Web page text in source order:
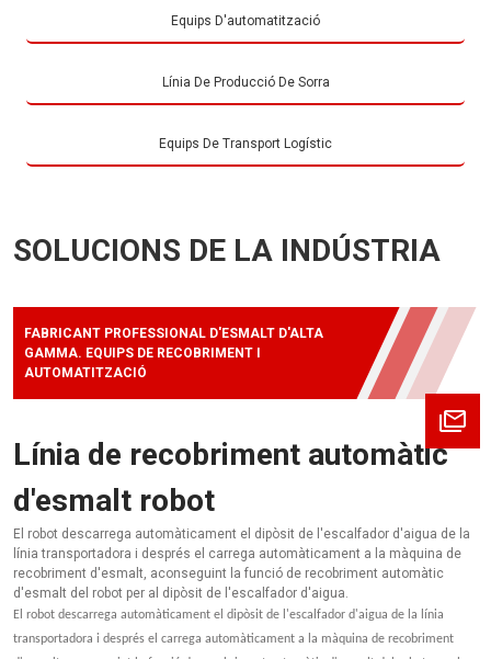
Equips D'automatització
Línia De Producció De Sorra
Equips De Transport Logístic
SOLUCIONS DE LA INDÚSTRIA
FABRICANT PROFESSIONAL D'ESMALT D'ALTA
GAMMA. EQUIPS DE RECOBRIMENT I
AUTOMATITZACIÓ
Línia de recobriment automàtic
d'esmalt robot
El robot descarrega automàticament el dipòsit de l'escalfador d'aigua de la
línia transportadora i després el carrega automàticament a la màquina de
recobriment d'esmalt, aconseguint la funció de recobriment automàtic
d'esmalt del robot per al dipòsit de l'escalfador d'aigua.
El robot descarrega automàticament el dipòsit de l'escalfador d'aigua de la línia
transportadora i després el carrega automàticament a la màquina de recobriment